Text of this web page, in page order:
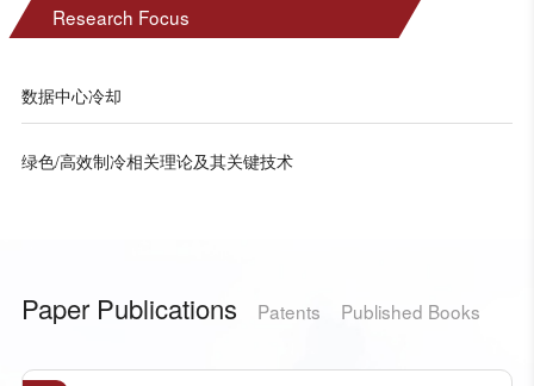
Research Focus
数据中心冷却
绿色/高效制冷相关理论及其关键技术
Paper Publications Patents Published Books